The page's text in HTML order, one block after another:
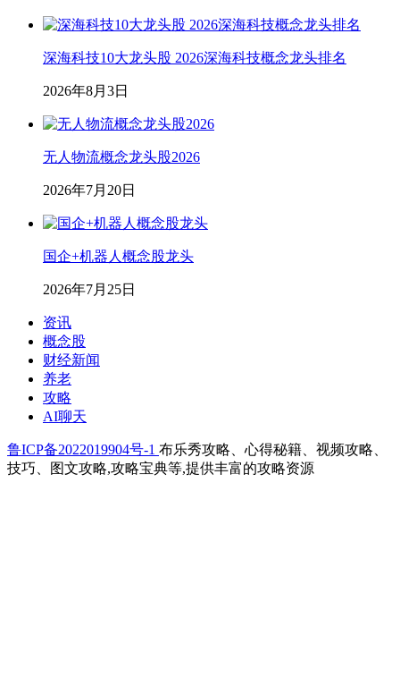
深海科技10大龙头股 2026深海科技概念龙头排名
2026年8月3日
无人物流概念龙头股2026
2026年7月20日
国企+机器人概念股龙头
2026年7月25日
资讯
概念股
财经新闻
养老
攻略
AI聊天
鲁ICP备2022019904号-1 布乐秀攻略、心得秘籍、视频攻略、
技巧、图文攻略,攻略宝典等,提供丰富的攻略资源